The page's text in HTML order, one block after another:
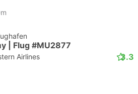
| Flug #MU2877
Airlines 3.3